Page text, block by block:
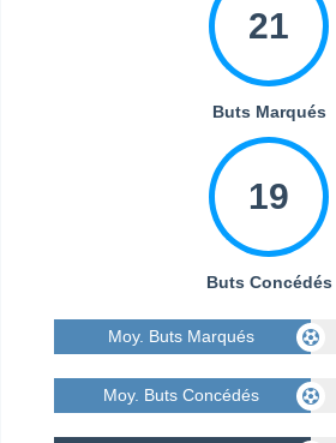
21
Buts Marqués
19
Buts Concédés
Moy. Buts Marqués
Moy. Buts Concédés